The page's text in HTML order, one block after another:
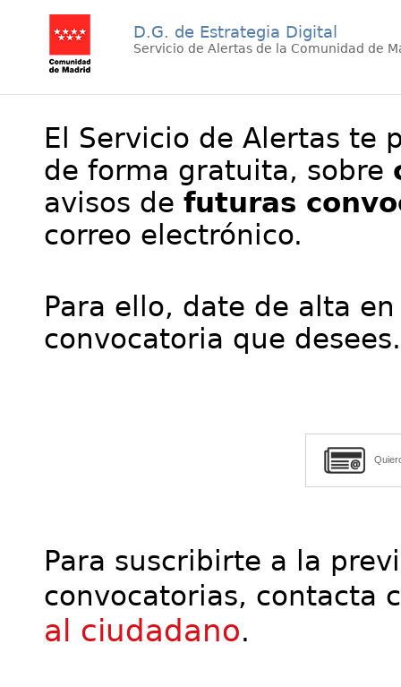
D.G. de Estrategia Digital
Servicio de Alertas de la Comunidad de
El Servicio de Alertas te
de forma gratuita, sobre
avisos de futuras
correo electrónico.
Para ello, date de alta
convocatoria que desees.
Para suscribirte a la
convocatorias, contacta
al ciudadano.